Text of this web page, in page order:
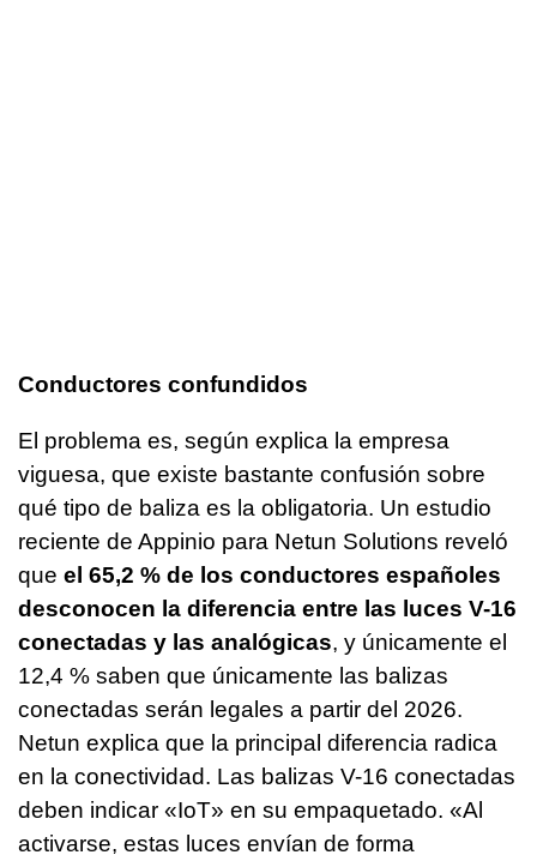
Conductores confundidos
El problema es, según explica la empresa
viguesa, que existe bastante confusión sobre
qué tipo de baliza es la obligatoria. Un estudio
reciente de Appinio para Netun Solutions reveló
que el 65,2 % de los conductores españoles
desconocen la diferencia entre las luces V-16
conectadas y las analógicas, y únicamente el
12,4 % saben que únicamente las balizas
conectadas serán legales a partir del 2026.
Netun explica que la principal diferencia radica
en la conectividad. Las balizas V-16 conectadas
deben indicar «IoT» en su empaquetado. «Al
activarse, estas luces envían de forma